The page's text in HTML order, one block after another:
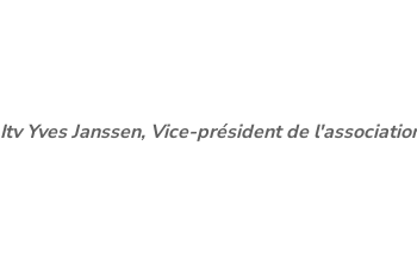
Itv Yves Janssen, Vice-président de